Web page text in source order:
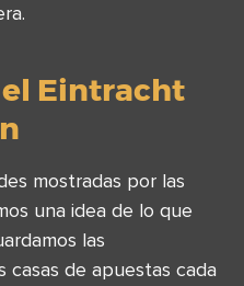
Eintracht
mostradas por las
una idea de lo que
las
casas de apuestas cada